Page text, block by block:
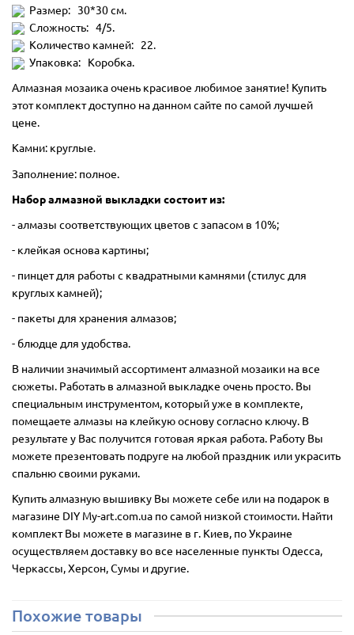
Размер: 30*30 см.
Сложность: 4/5.
Количество камней: 22.
Упаковка: Коробка.
Алмазная мозаика очень красивое любимое занятие! Купить
этот комплект доступно на данном сайте по самой лучшей
цене.
Камни: круглые.
Заполнение: полное.
Набор алмазной выкладки состоит из:
- алмазы соответствующих цветов с запасом в 10%;
- клейкая основа картины;
- пинцет для работы с квадратными камнями (стилус для
круглых камней);
- пакеты для хранения алмазов;
- блюдце для удобства.
В наличии значимый ассортимент алмазной мозаики на все
сюжеты. Работать в алмазной выкладке очень просто. Вы
специальным инструментом, который уже в комплекте,
помещаете алмазы на клейкую основу согласно ключу. В
результате у Вас получится готовая яркая работа. Работу Вы
можете презентовать подруге на любой праздник или украсить
спальню своими руками.
Купить алмазную вышивку Вы можете себе или на подарок в
магазине DIY My-art.com.ua по самой низкой стоимости. Найти
комплект Вы можете в магазине в г. Киев, по Украине
осуществляем доставку во все населенные пункты Одесса,
Черкассы, Херсон, Сумы и другие.
Похожие товары